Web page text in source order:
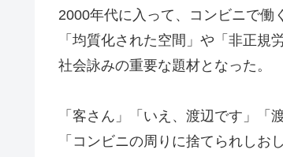
2000年代に入って、コンビニで働
「均質化された空間」や「非正規
社会詠みの重要な題材となった。
「客さん」「いえ、渡辺です」「
「コンビニの周りに捨てられしお